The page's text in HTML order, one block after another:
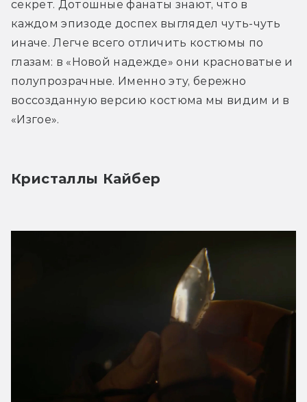
секрет. Дотошные фанаты знают, что в
каждом эпизоде доспех выглядел чуть-чуть
иначе. Легче всего отличить костюмы по
глазам: в «Новой надежде» они красноватые и
полупрозрачные. Именно эту, бережно
воссозданную версию костюма мы видим и в
«Изгое».
Кристаллы Кайбер